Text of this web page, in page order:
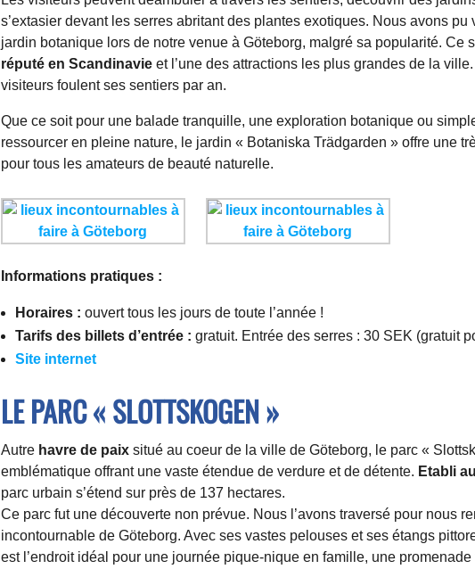
s’extasier devant les serres abritant des plantes exotiques. Nous avons pu
jardin botanique lors de notre venue à Göteborg, malgré sa popularité. Ce
réputé en Scandinavieet l’une des attractions les plus grandes de la
visiteurs foulent ses sentiers par an.
Que ce soit pour une balade tranquille, une exploration botanique ou
ressourcer en pleine nature, le jardin « Botaniska Trädgarden » offre une
pour tous les amateurs de beauté naturelle.
Informations pratiques :
Horaires : ouvert tous les jours de toute l’année !
Tarifs des billets d’entrée : gratuit. Entrée des serres : 30 SEK (gratuit
Site internet
LE PARC « SLOTTSKOGEN »
Autre havre de paixsitué au coeur de la ville de Göteborg, le parc «
emblématique offrant une vaste étendue de verdure et de détente. Etabli
parc urbain s’étend sur près de 137 hectares.
Ce parc fut une découverte non prévue. Nous l’avons traversé pour nous
incontournable de Göteborg. Avec ses vastes pelouses et ses étangs
est l’endroit idéal pour une journée pique-nique en famille, une